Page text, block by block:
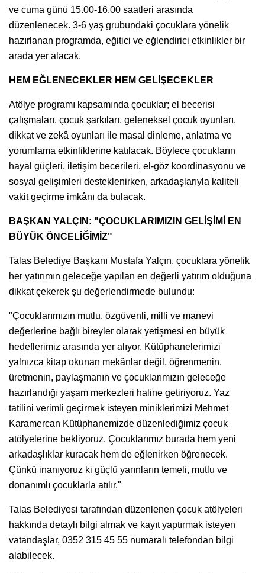
ve cuma günü 15.00-16.00 saatleri arasında
düzenlenecek. 3-6 yaş grubundaki çocuklara yönelik
hazırlanan programda, eğitici ve eğlendirici etkinlikler bir
arada yer alacak.
HEM EĞLENECEKLER HEM GELİŞECEKLER
Atölye programı kapsamında çocuklar; el becerisi
çalışmaları, çocuk şarkıları, geleneksel çocuk oyunları,
dikkat ve zekâ oyunları ile masal dinleme, anlatma ve
yorumlama etkinliklerine katılacak. Böylece çocukların
hayal güçleri, iletişim becerileri, el-göz koordinasyonu ve
sosyal gelişimleri desteklenirken, arkadaşlarıyla kaliteli
vakit geçirme imkânı da bulacak.
BAŞKAN YALÇIN: "ÇOCUKLARIMIZIN GELİŞİMİ EN
BÜYÜK ÖNCELİĞİMİZ"
Talas Belediye Başkanı Mustafa Yalçın, çocuklara yönelik
her yatırımın geleceğe yapılan en değerli yatırım olduğuna
dikkat çekerek şu değerlendirmede bulundu:
"Çocuklarımızın mutlu, özgüvenli, milli ve manevi
değerlerine bağlı bireyler olarak yetişmesi en büyük
hedeflerimiz arasında yer alıyor. Kütüphanelerimizi
yalnızca kitap okunan mekânlar değil, öğrenmenin,
üretmenin, paylaşmanın ve çocuklarımızın geleceğe
hazırlandığı yaşam merkezleri haline getiriyoruz. Yaz
tatilini verimli geçirmek isteyen miniklerimizi Mehmet
Karamercan Kütüphanemizde düzenlediğimiz çocuk
atölyelerine bekliyoruz. Çocuklarımız burada hem yeni
arkadaşlıklar kuracak hem de eğlenirken öğrenecek.
Çünkü inanıyoruz ki güçlü yarınların temeli, mutlu ve
donanımlı çocuklarla atılır."
Talas Belediyesi tarafından düzenlenen çocuk atölyeleri
hakkında detaylı bilgi almak ve kayıt yaptırmak isteyen
vatandaşlar, 0352 315 45 55 numaralı telefondan bilgi
alabilecek.